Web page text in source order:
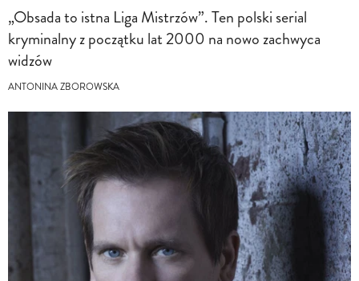
„Obsada to istna Liga Mistrzów”. Ten polski serial
kryminalny z początku lat 2000 na nowo zachwyca
widzów
ANTONINA ZBOROWSKA